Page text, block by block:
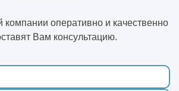
оперативно и качественно
Вам консультацию.